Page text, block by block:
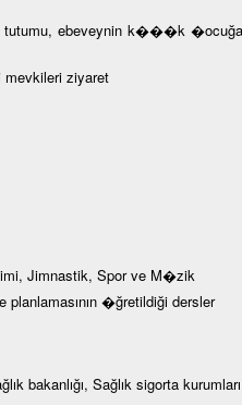
ebeveynin k���k
ziyaret
Jimnastik, Spor ve M�zik
�ğretildiği dersler
bakanlığı, Sağlık sigorta